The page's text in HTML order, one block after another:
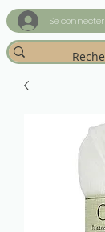
Se connecter